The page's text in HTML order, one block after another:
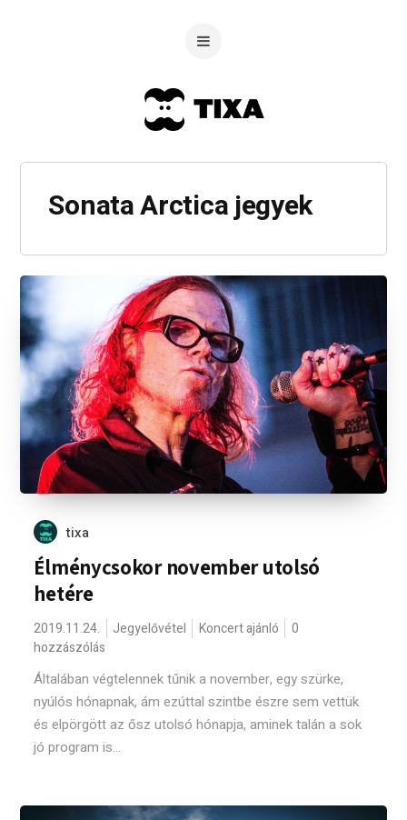
Sonata Arctica jegyek
tixa
Élménycsokor november utolsó
hetére
2019.11.24. Jegyelővétel Koncert ajánló
0
hozzászólás
Általában végtelennek tűnik a november, egy szürke,
nyúlós hónapnak, ám ezúttal szintbe észre sem vettük
és elpörgött az ősz utolsó hónapja, aminek talán a sok
jó program is...